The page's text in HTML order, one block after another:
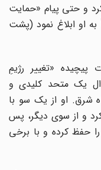
و حتی پیام «حمایت
او ابلاغ نمود (پشت
«تغییر رژیمِ
یک متحد کلیدی و
شرق. او از یک سو با
و از سوی دیگر، پس
کرده و با برخی